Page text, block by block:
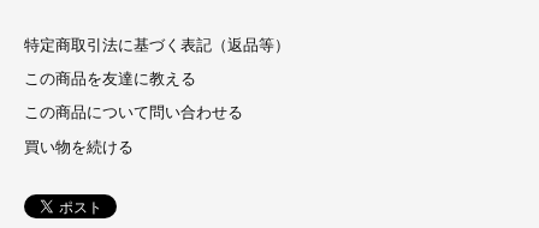
特定商取引法に基づく表記（返品等）
この商品を友達に教える
この商品について問い合わせる
買い物を続ける